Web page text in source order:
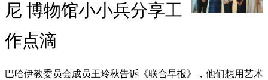
尼 博物馆小小兵分享工
作点滴
巴哈伊教委员会成员王玲秋告诉《联合早报》，他们想用艺术